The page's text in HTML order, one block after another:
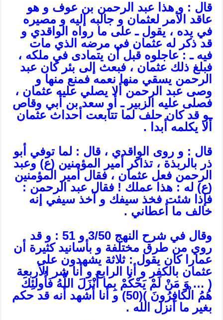
قال : و هذا عبد الرحمن بن عوف و هو
عاقد الأمر لعثمان و جالبه إليه و مصيره
في يده ، يقول ـ على ما رواه الواقدي و
قد ذكر له عثمان في مرضه الذي مات
فيه ـ : عاجلوه قبل أن يتمادى في ملكه ،
فبلغ ذلك عثمان ، فبعث إلى بئر كان عبد
الرحمن يسقي منها نعمه فمنع منها و
وصى عبد الرحمن ألا يصلي عليه عثمان ،
فصلى عليه الزبير ـ أو سعد بن أبي وقاص
ـو قد كان حلف لما تتابعت أحداث عثمان
ألا يكلمه أبدا .
قال : و روى الواقدي ، قال : لما توفي أبو
ذر بالربذة ، تذاكر أمير المؤمنين (ع) وعبد
الرحمن فعل عثمان ، فقال أمير المؤمنين
(ع) له : هذا عملك ! فقال عبد الرحمن :
فإذا شئت فخذ سيفك و آخذ سيفي إنه
خالف ما أعطاني .
وقال في شرح النهج 3/50 و 51 : و قد
روي من طرق مختلفة و بأسانيد كثيرة أن
عمارا كان يقول : ثلاثة يشهدون على
عثمان بالكفر و أنا الرابع و أنا شر الأربعة
( … وَ مَنْ لَمْ يَحْكُمْ بِما أَنْزَلَ اللَّهُ فَأُولئِكَ
هُمُ الْكافِرُونَ )(50)
و أنا أشهد أنه قد حكم
بغير ما أنزل الله .